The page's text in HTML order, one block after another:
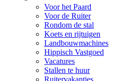
Voor het Paard
Voor de Ruiter
Rondom de stal
Koets en rijtuigen
Landbouwmachines
Hippisch Vastgoed
Vacatures
Stallen te huur
Ruitervakanties